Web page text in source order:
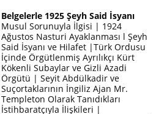
Belgelerle 1925 Şeyh Said İsyanı
Musul Sorunuyla İlgisi | 1924
Ağustos Nasturi Ayaklanması l Şeyh
Said İsyanı ve Hilafet |Türk Ordusu
İçinde Örgütlenmiş Ayrılıkçı Kürt
Kökenli Subaylar ve Gizli Azadi
Örgütü | Seyit Abdülkadir ve
Suçortaklarının İngiliz Ajan Mr.
Templeton Olarak Tanıdıkları
İstihbaratçıyla İlişkileri |